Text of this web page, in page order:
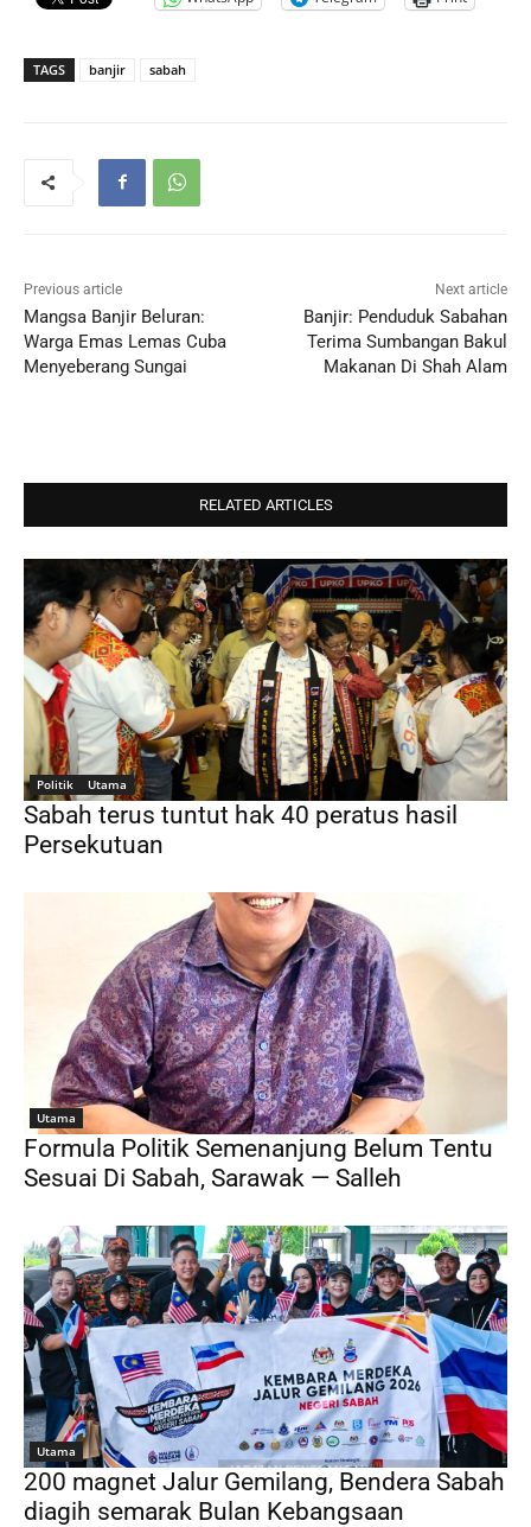
TAGS banjir sabah
Previous article
Mangsa Banjir Beluran:
Warga Emas Lemas Cuba
Menyeberang Sungai
Next article
Banjir: Penduduk Sabahan
Terima Sumbangan Bakul
Makanan Di Shah Alam
RELATED ARTICLES
Politik Utama
Sabah terus tuntut hak 40 peratus hasil
Persekutuan
Utama
Formula Politik Semenanjung Belum Tentu
Sesuai Di Sabah, Sarawak — Salleh
Utama
200 magnet Jalur Gemilang, Bendera Sabah
diagih semarak Bulan Kebangsaan